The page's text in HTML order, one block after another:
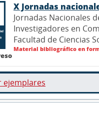
X Jornadas
Jornadas Nacionales
Investigadores en
Facultad de Ciencias
Material bibliográfico en
ejemplares